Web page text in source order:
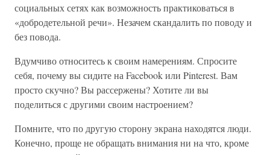
социальных сетях как возможность практиковаться в
«добродетельной речи». Незачем скандалить по поводу и
без повода.
Вдумчиво относитесь к своим намерениям. Спросите
себя, почему вы сидите на Facebook или Pinterest. Вам
просто скучно? Вы рассержены? Хотите ли вы
поделиться с другими своим настроением?
Помните, что по другую сторону экрана находятся люди.
Конечно, проще не обращать внимания ни на что, кроме